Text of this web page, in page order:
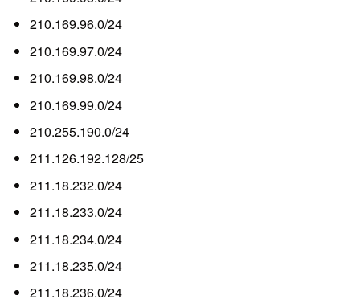
210.169.96.0/24
210.169.97.0/24
210.169.98.0/24
210.169.99.0/24
210.255.190.0/24
211.126.192.128/25
211.18.232.0/24
211.18.233.0/24
211.18.234.0/24
211.18.235.0/24
211.18.236.0/24